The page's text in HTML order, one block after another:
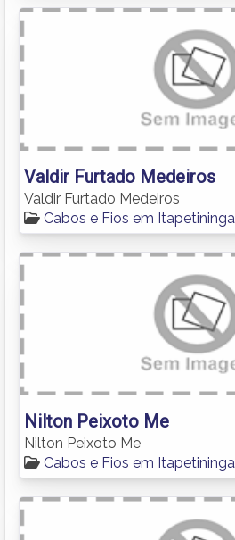
Valdir Furtado Medeiros
Valdir Furtado Medeiros
Cabos e Fios em Itapetininga
Nilton Peixoto Me
Nilton Peixoto Me
Cabos e Fios em Itapetininga